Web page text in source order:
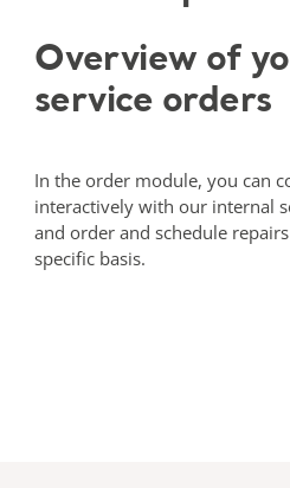
Overview of
service orders
In the order module, you can
interactively with our internal
and order and schedule
specific basis.